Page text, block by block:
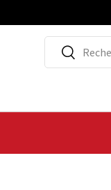
ALLER
Recherche